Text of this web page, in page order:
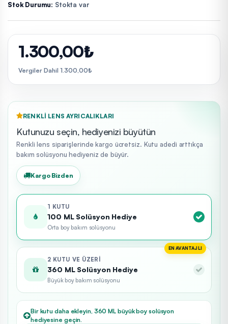
Stok Durumu: Stokta var
1.300,00₺
Vergiler Dahil 1.300,00₺
RENKLI LENS AYRICALIKLARI
Kutunuzu seçin, hediyenizi büyütün
Renkli lens siparişlerinde kargo ücretsiz. Kutu adedi arttıkça
bakım solüsyonu hediyeniz de büyür.
Kargo Bizden
1 KUTU
100 ML Solüsyon Hediye
Orta boy bakım solüsyonu
EN AVANTAJLI
2 KUTU VE ÜZERI
360 ML Solüsyon Hediye
Büyük boy bakım solüsyonu
Bir kutu daha ekleyin, 360 ML büyük boy solüsyon
hediyesine geçin.